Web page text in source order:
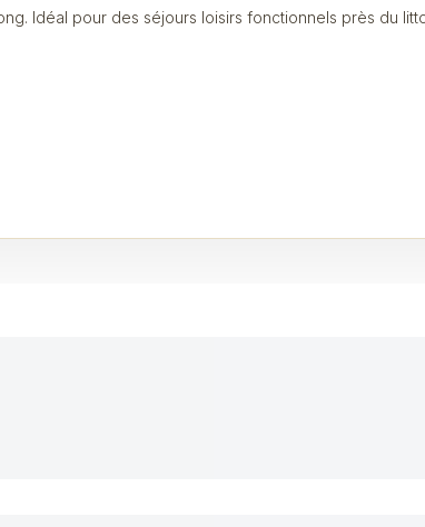
Idéal pour des séjours loisirs fonctionnels près du